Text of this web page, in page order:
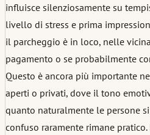
influisce silenziosamente su
livello di stress e prima
il parcheggio è in loco, nelle
pagamento o se probabilmente
Questo è ancora più importante
aperti o privati, dove il tono
quanto naturalmente le persone
confuso raramente rimane